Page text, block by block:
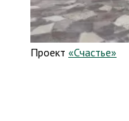
Проект «Счастье»